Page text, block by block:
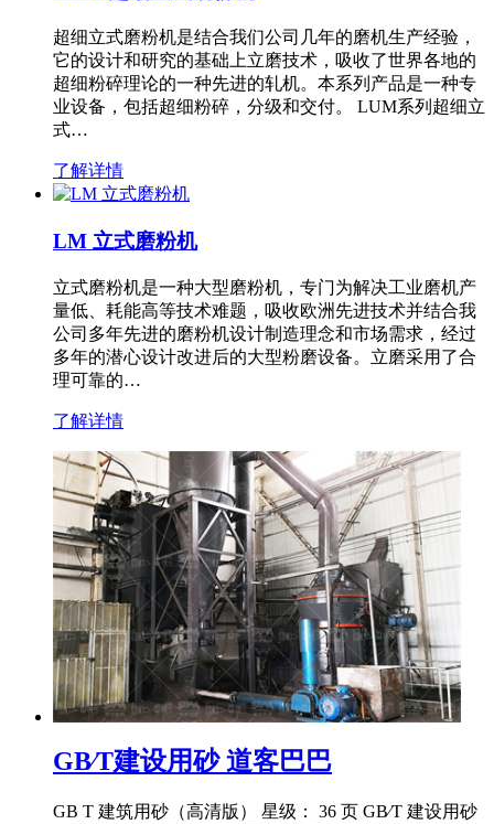
超细立式磨粉机是结合我们公司几年的磨机生产经验，
它的设计和研究的基础上立磨技术，吸收了世界各地的
超细粉碎理论的一种先进的轧机。本系列产品是一种专
业设备，包括超细粉碎，分级和交付。 LUM系列超细立
式…
了解详情
LM 立式磨粉机
立式磨粉机是一种大型磨粉机，专门为解决工业磨机产
量低、耗能高等技术难题，吸收欧洲先进技术并结合我
公司多年先进的磨粉机设计制造理念和市场需求，经过
多年的潜心设计改进后的大型粉磨设备。立磨采用了合
理可靠的…
了解详情
GB∕T建设用砂 道客巴巴
GB T 建筑用砂（高清版） 星级： 36 页 GB∕T 建设用砂